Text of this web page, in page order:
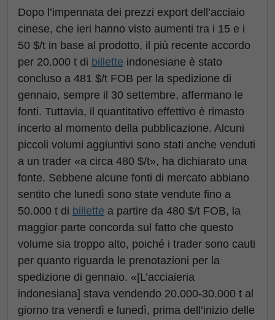
Dopo l’impennata dei prezzi export dell’acciaio
cinese, che ieri hanno visto aumenti tra i 15 e i
50 $/t in base al prodotto, il più recente accordo
per 20.000 t di billette indonesiane è stato
concluso a 481 $/t FOB per la spedizione di
gennaio, sempre il 30 settembre, affermano le
fonti. Tuttavia, il quantitativo effettivo è rimasto
incerto al momento della pubblicazione. Alcuni
piccoli volumi aggiuntivi sono stati anche venduti
a un trader «a circa 480 $/t», ha dichiarato una
fonte. Sebbene alcune fonti di mercato abbiano
sentito che lunedì sono state vendute fino a
50.000 t di billette a partire da 480 $/t FOB, la
maggior parte concorda sul fatto che questo
volume sia troppo alto, poiché i trader sono cauti
per quanto riguarda le prenotazioni per la
spedizione di gennaio. «[L’acciaieria
indonesiana] stava vendendo 20.000-30.000 t al
giorno tra venerdì e lunedì, prima dell’inizio delle